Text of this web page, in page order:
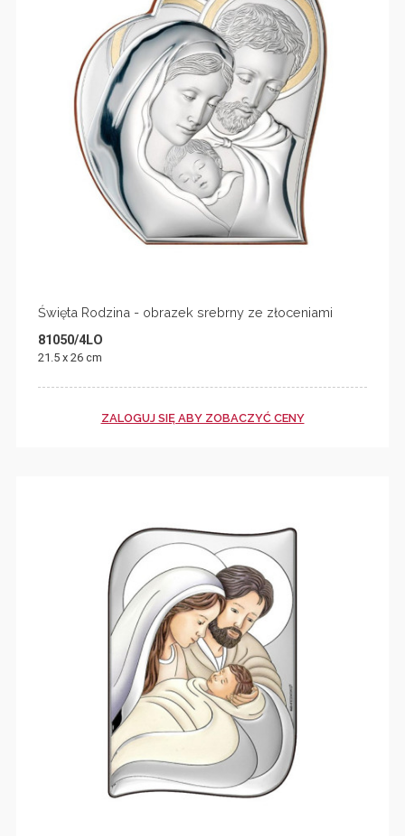
Święta Rodzina - obrazek srebrny ze złoceniami
81050/4LO
21.5 x 26 cm
ZALOGUJ SIĘ ABY ZOBACZYĆ CENY